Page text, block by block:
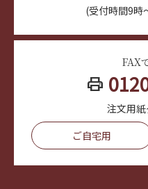
(受付時間9時
FAX
print
注文用
ご自宅用